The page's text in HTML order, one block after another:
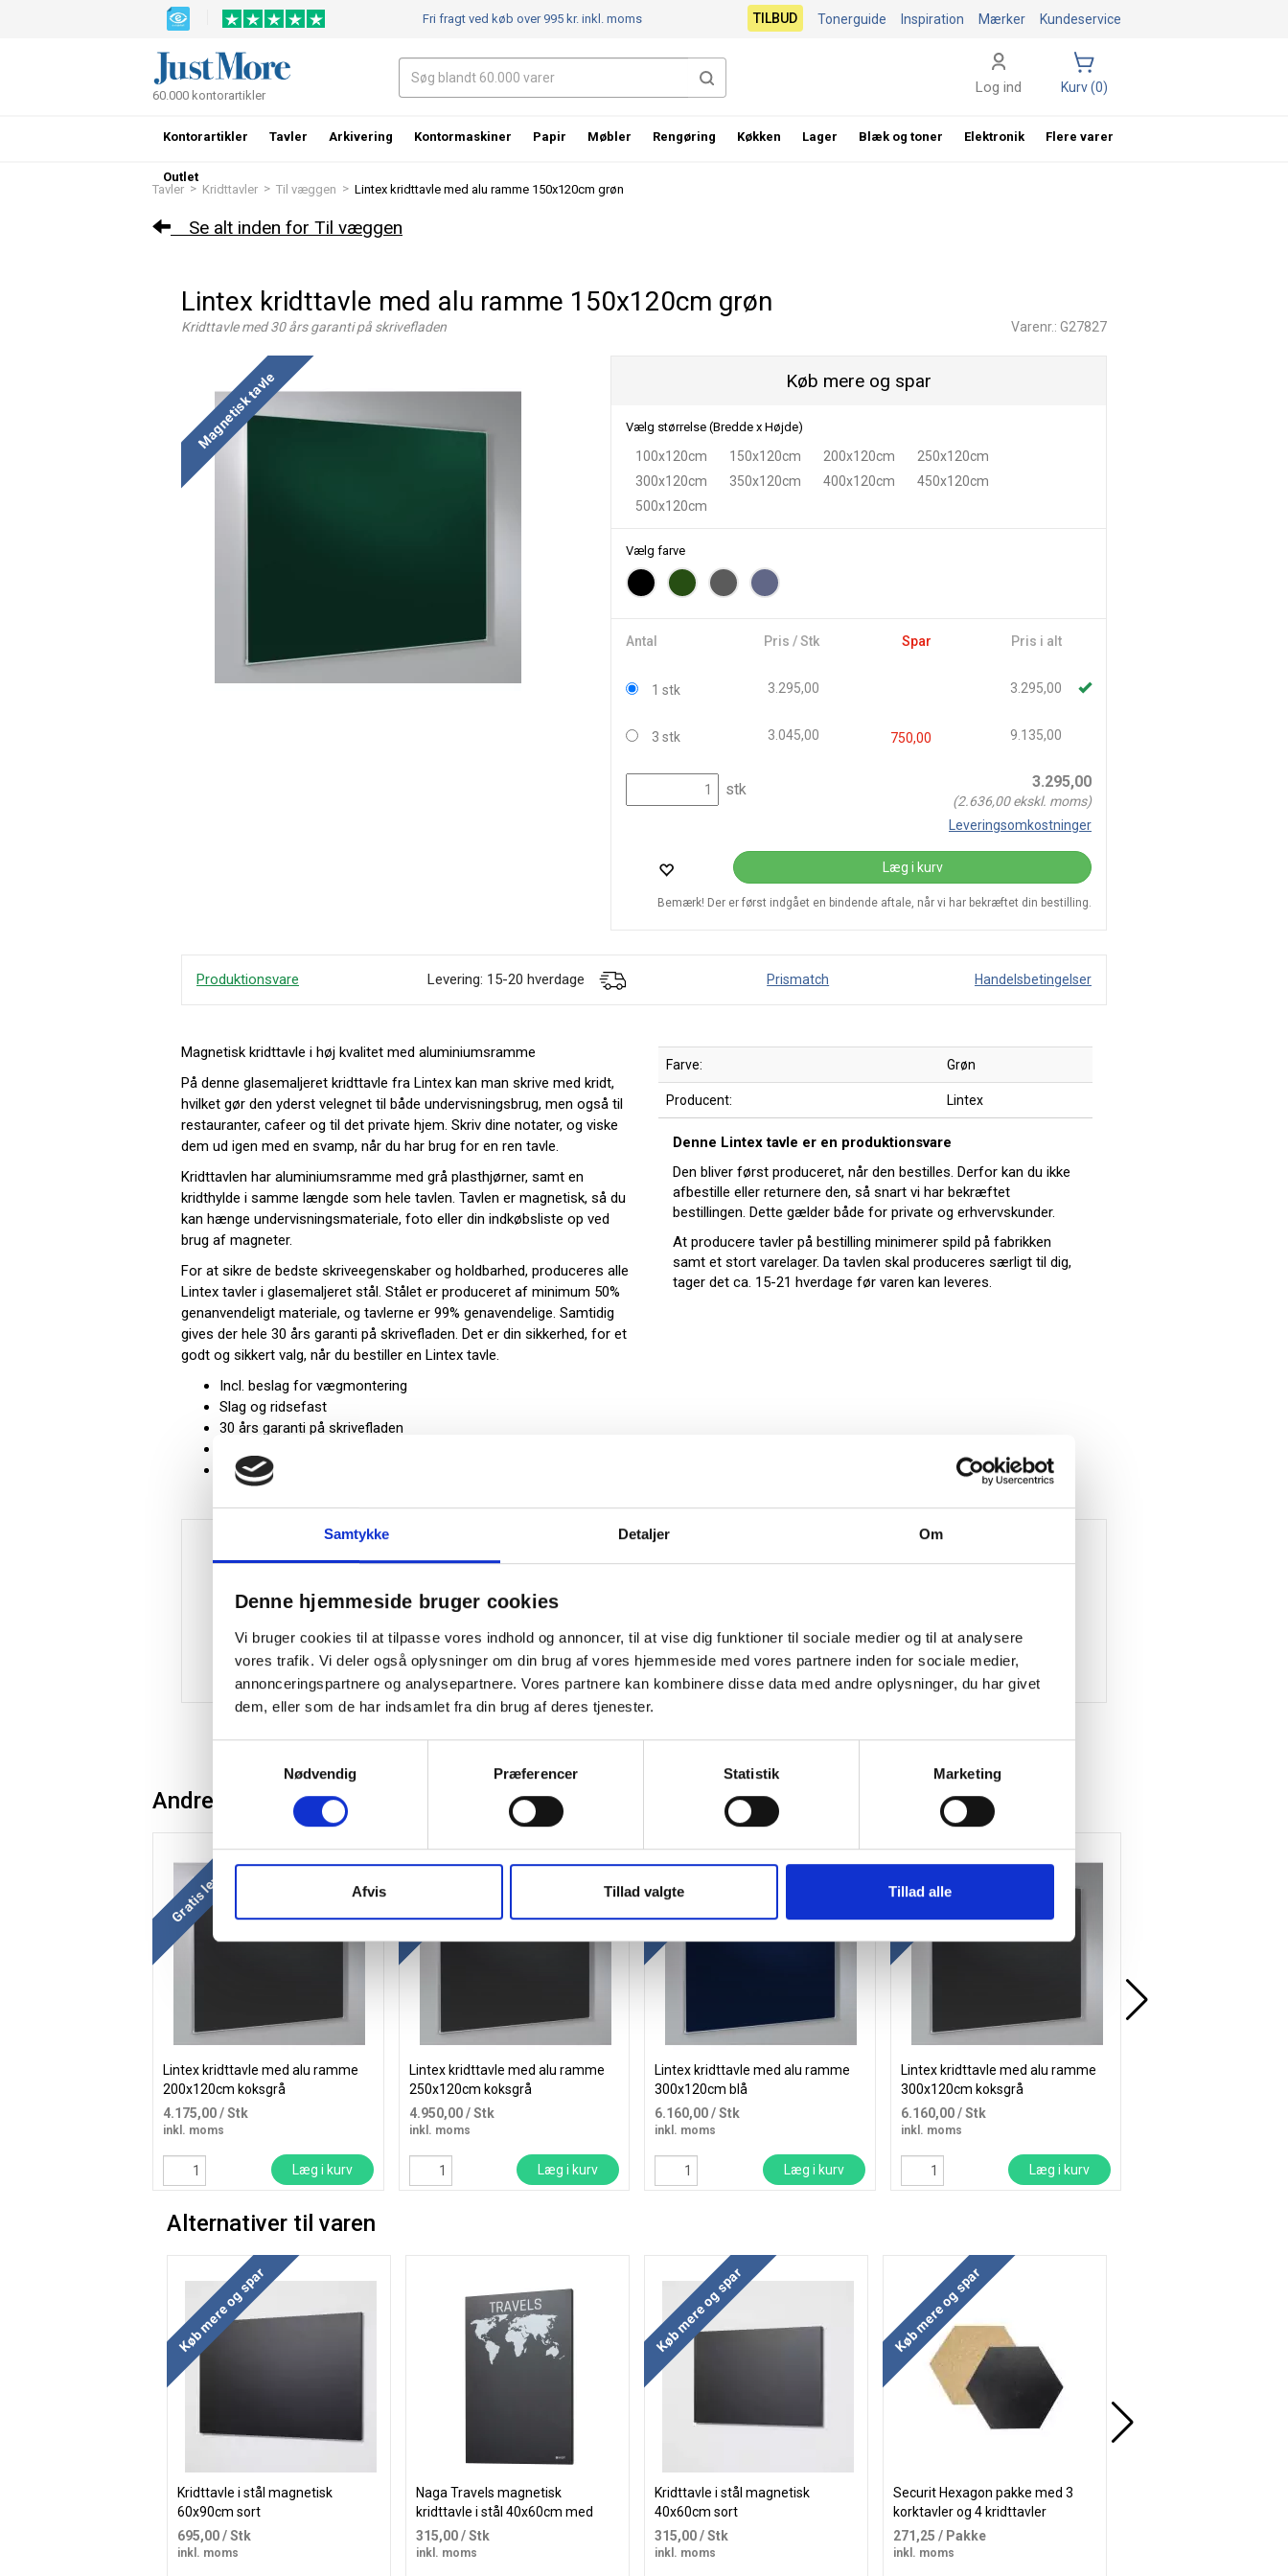
Samtykke Detaljer Om
Denne hjemmeside bruger cookies
Vi bruger cookies til at tilpasse vores indhold og annoncer, til at vise dig funktioner til sociale medier og til at analysere
vores trafik. Vi deler også oplysninger om din brug af vores hjemmeside med vores partnere inden for sociale medier,
annonceringspartnere og analysepartnere. Vores partnere kan kombinere disse data med andre oplysninger, du har givet
dem, eller som de har indsamlet fra din brug af deres tjenester.
Nødvendig
Præferencer Statistik Marketing
Afvis Tillad valgte Tillad alle
Tavler > Kridttavler > Til væggen > Lintex kridttavle med alu ramme 150x120cm grøn
Se alt inden for Til væggen
Lintex kridttavle med alu ramme 150x120cm grøn
Kridttavle med 30 års garanti på skrivefladen Varenr.: G27827
Magnetisk tavle Køb mere og spar
Vælg størrelse (Bredde x Højde)
100x120cm 150x120cm 200x120cm
250x120cm
300x120cm
350x120cm 400x120cm
450x120cm
500x120cm
Vælg farve
Antal Pris / Stk Spar Pris i alt
1 stk 3.295,00 3.295,00
3 stk 3.045,00 750,00 9.135,00
stk 3.295,00
(2.636,00ekskl. moms)
Leveringsomkostninger
Læg i kurv
Bemærk! Der er først indgået en bindende aftale, når vi har bekræftet din bestilling.
Produktionsvare Levering: 15-20 hverdage Prismatch Handelsbetingelser
Magnetisk kridttavle i høj kvalitet med aluminiumsramme
På denne glasemaljeret kridttavle fra Lintex kan man skrive med kridt,
hvilket gør den yderst velegnet til både undervisningsbrug, men også til
restauranter, cafeer og til det private hjem. Skriv dine notater, og viske
dem ud igen med en svamp, når du har brug for en ren tavle.
Kridttavlen har aluminiumsramme med grå plasthjørner, samt en
kridthylde i samme længde som hele tavlen. Tavlen er magnetisk, så du
kan hænge undervisningsmateriale, foto eller din indkøbsliste op ved
brug af magneter.
For at sikre de bedste skriveegenskaber og holdbarhed, produceres alle
Lintex tavler i glasemaljeret stål. Stålet er produceret af minimum 50%
genanvendeligt materiale, og tavlerne er 99% genavendelige. Samtidig
gives der hele 30 års garanti på skrivefladen. Det er din sikkerhed, for et
godt og sikkert valg, når du bestiller en Lintex tavle.
Incl. beslag for vægmontering
Slag og ridsefast
30 års garanti på skrivefladen
Farve: Grøn
Farve: Grøn
Producent: Lintex
Denne Lintex tavle er en produktionsvare
Den bliver først produceret, når den bestilles. Derfor kan du ikke
afbestille eller returnere den, så snart vi har bekræftet
bestillingen. Dette gælder både for private og erhvervskunder.
At producere tavler på bestilling minimerer spild på fabrikken
samt et stort varelager. Da tavlen skal produceres særligt til dig,
tager det ca. 15-21 hverdage før varen kan leveres.
Andre kunder købte også
Køb mere og spar
Gratis levering
Lintex kridttavle med alu ramme
200x120cm koksgrå
4.175,00/ Stk
inkl. moms
Læg i kurv
Køb mere og spar
Gratis levering
Lintex kridttavle med alu ramme
250x120cm koksgrå
4.950,00/ Stk
inkl. moms
Læg i kurv
Køb mere og spar
Gratis levering
Lintex kridttavle med alu ramme
300x120cm blå
6.160,00/ Stk
inkl. moms
Læg i kurv
Køb mere og spar
Gratis levering
Lintex kridttavle med alu ramme
300x120cm koksgrå
6.160,00/ Stk
inkl. moms
Læg i kurv
Alternativer til varen
Køb mere og spar
Kridttavle i stål magnetisk
60x90cm sort
695,00/ Stk
inkl. moms
Naga Travels magnetisk
kridttavle i stål 40x60cm med
verdenskort
315,00/ Stk
inkl. moms
Køb mere og spar
Kridttavle i stål magnetisk
40x60cm sort
315,00/ Stk
inkl. moms
Køb mere og spar
Securit Hexagon pakke med 3
korktavler og 4 kridttavler
20x23cm
271,25 / Pakke
inkl. moms
Fri fragt ved køb over 995 kr.inkl. moms Kundeservice
Mærker
Inspiration
Tonerguide
TILBUD
60.000 kontorartikler Log ind Kurv (0)
Kontorartikler Tavler Arkivering Kontormaskiner Papir Møbler Rengøring Køkken Lager Blæk og toner Elektronik Flere varer
Outlet